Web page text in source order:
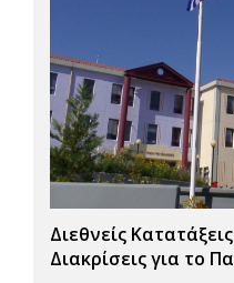
Διεθνείς
Διακρίσεις για το